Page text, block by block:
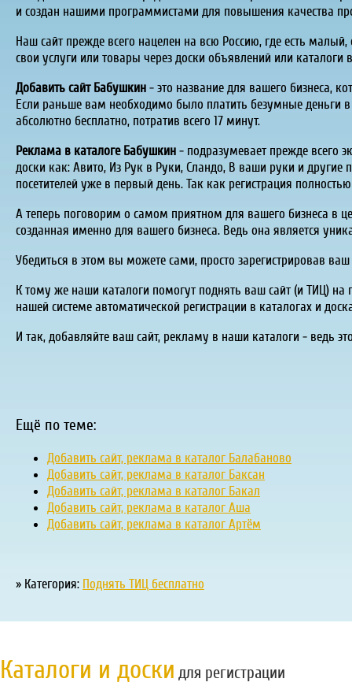
и создан нашими программистами для повышения качества
Наш сайт прежде всего нацелен на всю Россию, где есть
свои услуги или товары через доски объявлений или каталоги
Добавить сайт Бабушкин- это название для вашего бизнеса,
Если раньше вам необходимо было платить безумные деньги
абсолютно бесплатно, потратив всего 17 минут.
Реклама в каталоге Бабушкин- подразумевает прежде всего
доски как:Авито, Из Рук в Руки,Сландо, В ваши руки и другие
посетителей уже в первый день. Так как регистрация
А теперь поговорим о самом приятном для вашего бизнеса в
созданная именно для вашего бизнеса. Ведь она является
Убедиться в этом вы можете сами, просто зарегистрировав
К тому же наши каталоги помогут поднять ваш сайт (и ТИЦ) на
нашей системе автоматической регистрации в каталогах и
И так, добавляйте ваш сайт, рекламу в наши каталоги - ведь
Ещё по теме:
Добавить сайт, реклама в каталог Балабаново
Добавить сайт, реклама в каталог Баксан
Добавить сайт, реклама в каталог Бакал
Добавить сайт, реклама в каталог Аша
Добавить сайт, реклама в каталог Артём
» Категория: Поднять ТИЦ бесплатно
Каталоги и доски для регистрации